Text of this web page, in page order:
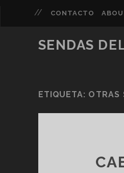
CONTACTO
SENDAS
ETIQUETA: OTRAS